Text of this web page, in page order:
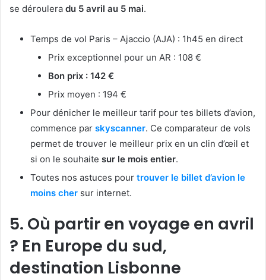
se déroulera du 5 avril au 5 mai.
Temps de vol Paris – Ajaccio (AJA) : 1h45 en direct
Prix exceptionnel pour un AR : 108 €
Bon prix : 142 €
Prix moyen : 194 €
Pour dénicher le meilleur tarif pour tes billets d’avion,
commence par skyscanner. Ce comparateur de vols
permet de trouver le meilleur prix en un clin d’œil et
si on le souhaite sur le mois entier.
Toutes nos astuces pour trouver le billet d’avion le
moins cher sur internet.
5. Où partir en voyage en avril
? En Europe du sud,
destination Lisbonne